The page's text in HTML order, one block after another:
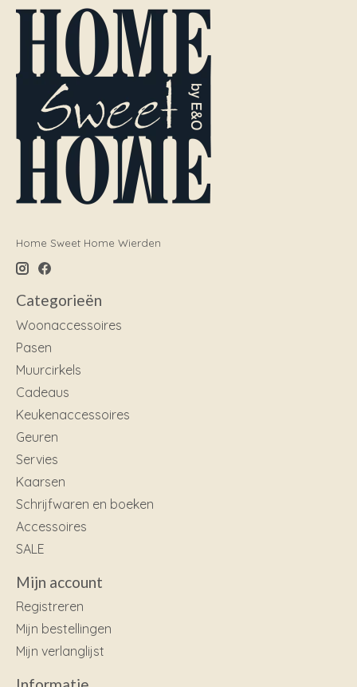
Home Sweet Home Wierden
Categorieën
Woonaccessoires
Pasen
Muurcirkels
Cadeaus
Keukenaccessoires
Geuren
Servies
Kaarsen
Schrijfwaren en boeken
Accessoires
SALE
Mijn account
Registreren
Mijn bestellingen
Mijn verlanglijst